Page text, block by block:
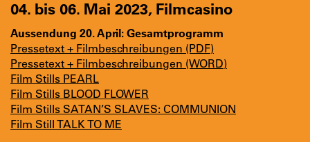
04. bis 06. Mai 2023, Filmcasino
Aussendung 20. April: Gesamtprogramm
Pressetext + Filmbeschreibungen (PDF)
Pressetext + Filmbeschreibungen (WORD)
Film Stills PEARL
Film Stills BLOOD FLOWER
Film Stills SATAN’S SLAVES: COMMUNION
Film Still TALK TO ME